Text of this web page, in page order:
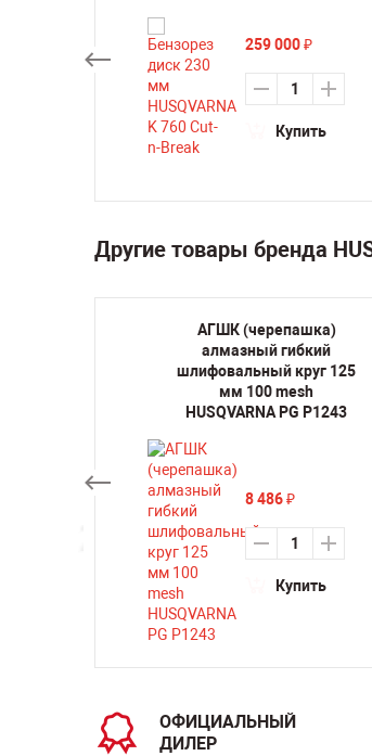
259 000 ₽
Купить
Другие товары бренда
АГШК (черепашка)
алмазный гибкий
шлифовальный круг 125
мм 100 mesh
HUSQVARNA PG P1243
8 486 ₽
Купить
ОФИЦИАЛЬНЫЙ
ДИЛЕР